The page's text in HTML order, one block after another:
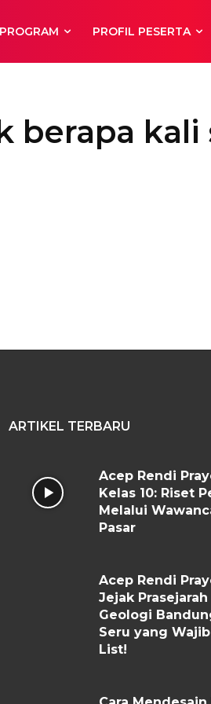
PROGRAM PROFIL PESERTA
berapa kali
ARTIKEL TERBARU
Acep Rendi
Kelas 10: Riset
Melalui
Pasar
Acep Rendi
Jejak
Geologi
Seru yang
List!